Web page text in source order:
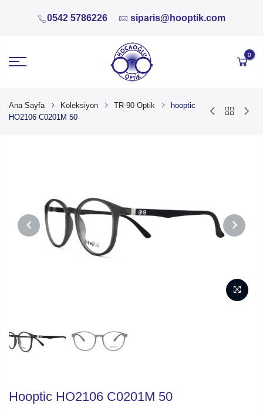
0542 5786226 siparis@hooptik.com
0
Ana Sayfa Koleksiyon TR-90 Optik
hooptic
HO2106 C0201M 50
PREVIOUS
Hooptic HO2106 C0201M 50